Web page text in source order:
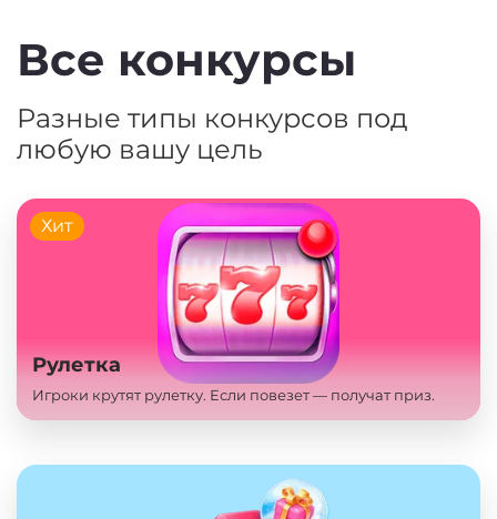
Все конкурсы
Разные типы конкурсов под
любую вашу цель
Хит
Рулетка
Игроки крутят рулетку. Если повезет — получат приз.